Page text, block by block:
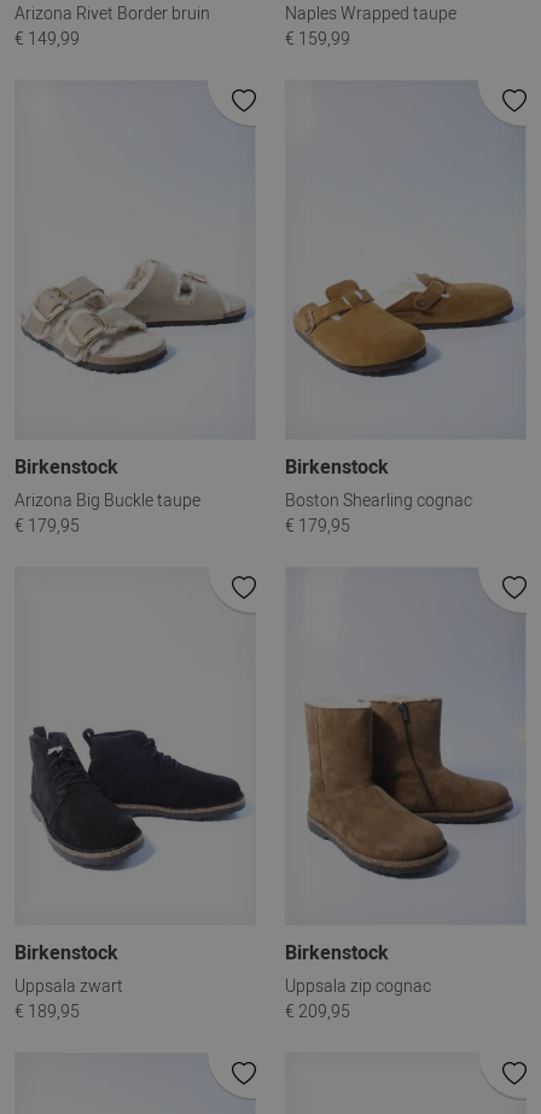
Arizona Rivet Border bruin
€ 149,99
Naples Wrapped taupe
€ 159,99
Birkenstock
Arizona Big Buckle taupe
€ 179,95
Birkenstock
Boston Shearling cognac
€ 179,95
Birkenstock
Uppsala zwart
€ 189,95
Birkenstock
Uppsala zip cognac
€ 209,95